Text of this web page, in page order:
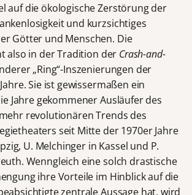
auf die ökologische Zerstörung der
und kurzsichtiges
Götter und Menschen. Die
also in der Tradition der Crash-and-
„Ring“-Inszenierungen der
Sie ist gewissermaßen ein
Jahre gekommener Ausläufer des
revolutionären Trends des
seit Mitte der 1970er Jahre
U. Melchinger in Kassel und P.
Wenngleich eine solch drastische
ihre Vorteile im Hinblick auf die
zentrale Aussage hat, wird